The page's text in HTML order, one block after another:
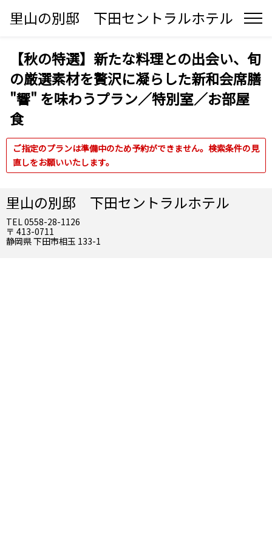
里山の別邸 下田セントラルホテル
【秋の特選】新たな料理との出会い、旬
の厳選素材を贅沢に凝らした新和会席膳
"響" を味わうプラン／特別室／お部屋
食
ご指定のプランは準備中のため予約ができません。検索条件の見
直しをお願いいたします。
里山の別邸 下田セントラルホテル
TEL 0558-28-1126
〒 413-0711
静岡県 下田市相玉 133-1